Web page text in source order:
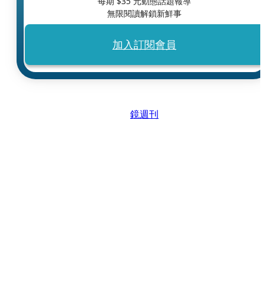
無限閱讀解鎖新鮮事
加入訂閱會員
鏡週刊